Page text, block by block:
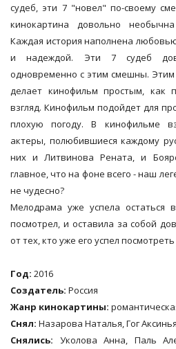
судеб, эти 7 "новел" по-своему
кинокартина довольно
Каждая история наполнена
и надеждой. Эти 7 судеб
одновременно с этим смешны. Этим
делает кинофильм простым, как
взгляд. Кинофильм подойдет для
плохую погоду. В кинофильме
актеры, полюбившиеся каждому
них и Литвинова Рената, и
главное, что на фоне всего - наш
не чудесно?
Мелодрама уже успела остаться
посмотрел, и оставила за собой
от тех, кто уже его успел
Год: 2016
Создатель: Россия
Жанр кинокартины:
Снял: Назарова Наталья, Гог
Снялись: Уколова Анна, Паль